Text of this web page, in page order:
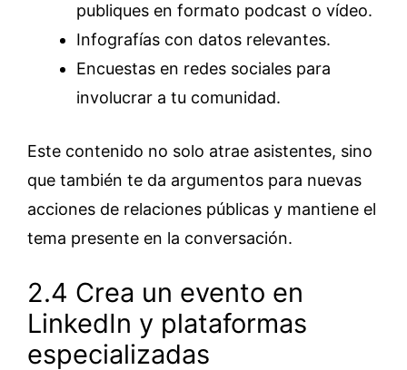
publiques en formato podcast o vídeo.
Infografías con datos relevantes.
Encuestas en redes sociales para
involucrar a tu comunidad.
Este contenido no solo atrae asistentes, sino
que también te da argumentos para nuevas
acciones de relaciones públicas y mantiene el
tema presente en la conversación.
2.4 Crea un evento en
LinkedIn y plataformas
especializadas